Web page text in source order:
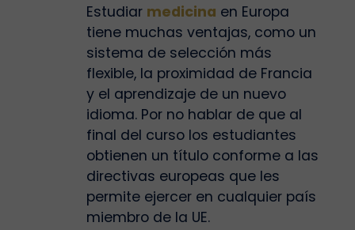
Estudiar medicina en Europa
tiene muchas ventajas, como un
sistema de selección más
flexible, la proximidad de Francia
y el aprendizaje de un nuevo
idioma. Por no hablar de que al
final del curso los estudiantes
obtienen un título conforme a las
directivas europeas que les
permite ejercer en cualquier país
miembro de la UE.